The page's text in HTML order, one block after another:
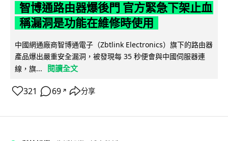
智博通路由器爆後門 官方緊急下架止血
稱漏洞是功能在維修時使用
中國網通廠商智博通電子（Zbtlink Electronics）旗下的路由器
產品爆出嚴重安全漏洞，被發現每 35 秒便會與中國伺服器連
線，旗...
閱讀全文
321 69 ↗ 分享